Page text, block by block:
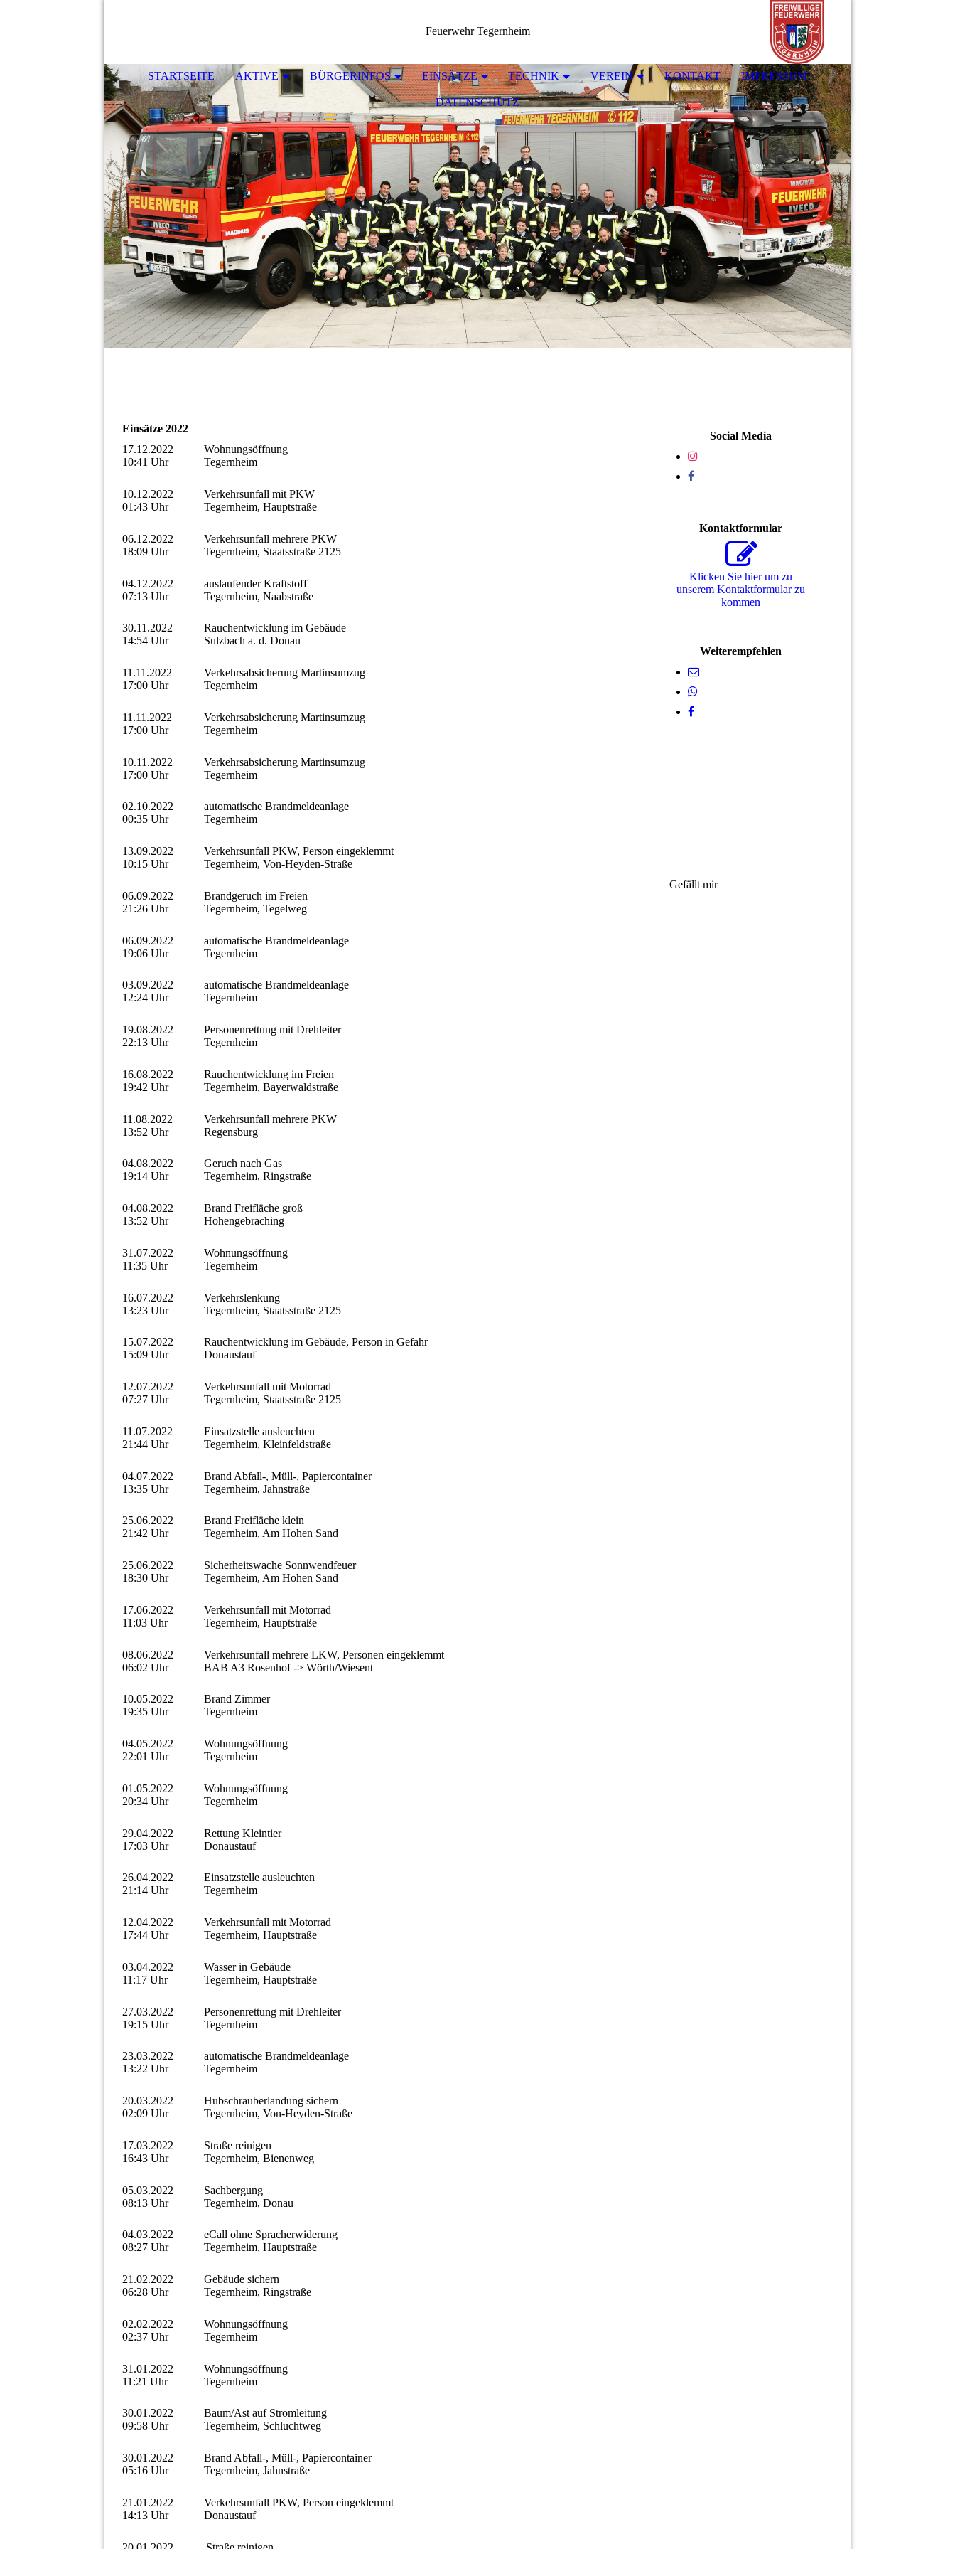
Feuerwehr Tegernheim
STARTSEITE AKTIVE BÜRGERINFOS EINSÄTZE TECHNIK VEREIN KONTAKT IMPRESSUM
DATENSCHUTZ
Einsätze 2022
17.12.2022
10:41 Uhr
Wohnungsöffnung
Tegernheim
10.12.2022
01:43 Uhr
Verkehrsunfall mit PKW
Tegernheim, Hauptstraße
06.12.2022
18:09 Uhr
Verkehrsunfall mehrere PKW
Tegernheim, Staatsstraße 2125
04.12.2022
07:13 Uhr
auslaufender Kraftstoff
Tegernheim, Naabstraße
30.11.2022
14:54 Uhr
Rauchentwicklung im Gebäude
Sulzbach a. d. Donau
11.11.2022
17:00 Uhr
Verkehrsabsicherung Martinsumzug
Tegernheim
11.11.2022
17:00 Uhr
Verkehrsabsicherung Martinsumzug
Tegernheim
10.11.2022
17:00 Uhr
Verkehrsabsicherung Martinsumzug
Tegernheim
02.10.2022
00:35 Uhr
automatische Brandmeldeanlage
Tegernheim
13.09.2022
10:15 Uhr
Verkehrsunfall PKW, Person eingeklemmt
Tegernheim, Von-Heyden-Straße
06.09.2022
21:26 Uhr
Brandgeruch im Freien
Tegernheim, Tegelweg
06.09.2022
19:06 Uhr
automatische Brandmeldeanlage
Tegernheim
03.09.2022
12:24 Uhr
automatische Brandmeldeanlage
Tegernheim
19.08.2022
22:13 Uhr
Personenrettung mit Drehleiter
Tegernheim
16.08.2022
19:42 Uhr
Rauchentwicklung im Freien
Tegernheim, Bayerwaldstraße
11.08.2022
13:52 Uhr
Verkehrsunfall mehrere PKW
Regensburg
04.08.2022
19:14 Uhr
Geruch nach Gas
Tegernheim, Ringstraße
04.08.2022
13:52 Uhr
Brand Freifläche groß
Hohengebraching
31.07.2022
11:35 Uhr
Wohnungsöffnung
Tegernheim
16.07.2022
13:23 Uhr
Verkehrslenkung
Tegernheim, Staatsstraße 2125
15.07.2022
15:09 Uhr
Rauchentwicklung im Gebäude, Person in Gefahr
Donaustauf
12.07.2022
07:27 Uhr
Verkehrsunfall mit Motorrad
Tegernheim, Staatsstraße 2125
11.07.2022
21:44 Uhr
Einsatzstelle ausleuchten
Tegernheim, Kleinfeldstraße
04.07.2022
13:35 Uhr
Brand Abfall-, Müll-, Papiercontainer
Tegernheim, Jahnstraße
25.06.2022
21:42 Uhr
Brand Freifläche klein
Tegernheim, Am Hohen Sand
25.06.2022
18:30 Uhr
Sicherheitswache Sonnwendfeuer
Tegernheim, Am Hohen Sand
17.06.2022
11:03 Uhr
Verkehrsunfall mit Motorrad
Tegernheim, Hauptstraße
08.06.2022
06:02 Uhr
Verkehrsunfall mehrere LKW, Personen eingeklemmt
BAB A3 Rosenhof -> Wörth/Wiesent
10.05.2022
19:35 Uhr
Brand Zimmer
Tegernheim
04.05.2022
22:01 Uhr
Wohnungsöffnung
Tegernheim
01.05.2022
20:34 Uhr
Wohnungsöffnung
Tegernheim
29.04.2022
17:03 Uhr
Rettung Kleintier
Donaustauf
26.04.2022
21:14 Uhr
Einsatzstelle ausleuchten
Tegernheim
12.04.2022
17:44 Uhr
Verkehrsunfall mit Motorrad
Tegernheim, Hauptstraße
03.04.2022
11:17 Uhr
Wasser in Gebäude
Tegernheim, Hauptstraße
27.03.2022
19:15 Uhr
Personenrettung mit Drehleiter
Tegernheim
23.03.2022
13:22 Uhr
automatische Brandmeldeanlage
Tegernheim
20.03.2022
02:09 Uhr
Hubschrauberlandung sichern
Tegernheim, Von-Heyden-Straße
17.03.2022
16:43 Uhr
Straße reinigen
Tegernheim, Bienenweg
05.03.2022
08:13 Uhr
Sachbergung
Tegernheim, Donau
04.03.2022
08:27 Uhr
eCall ohne Spracherwiderung
Tegernheim, Hauptstraße
21.02.2022
06:28 Uhr
Gebäude sichern
Tegernheim, Ringstraße
02.02.2022
02:37 Uhr
Wohnungsöffnung
Tegernheim
31.01.2022
11:21 Uhr
Wohnungsöffnung
Tegernheim
30.01.2022
09:58 Uhr
Baum/Ast auf Stromleitung
Tegernheim, Schluchtweg
30.01.2022
05:16 Uhr
Brand Abfall-, Müll-, Papiercontainer
Tegernheim, Jahnstraße
21.01.2022
14:13 Uhr
Verkehrsunfall PKW, Person eingeklemmt
Donaustauf
Social Media
Kontaktformular
Klicken Sie hier um zu
unserem Kon­takt­for­mu­lar zu
kommen
Weiterempfehlen
Gefällt mir